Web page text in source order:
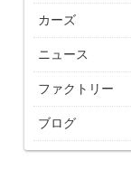
カーズ
ニュース
ファクトリー
ブログ